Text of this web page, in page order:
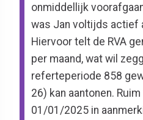
onmiddellijk
was Jan voltijds actief
Hiervoor telt de RVA
per maand, wat wil
referteperiode 858
26) kan aantonen.
01/01/2025 in